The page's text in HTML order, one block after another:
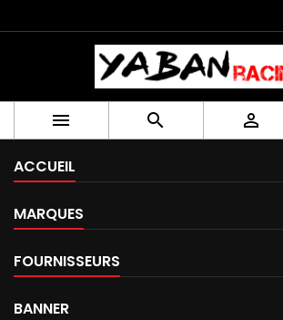
  
ACCUEIL
MARQUES
FOURNISSEURS
BANNER